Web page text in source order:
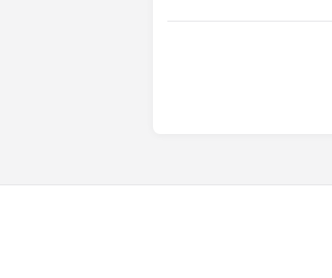
خوشحالم از